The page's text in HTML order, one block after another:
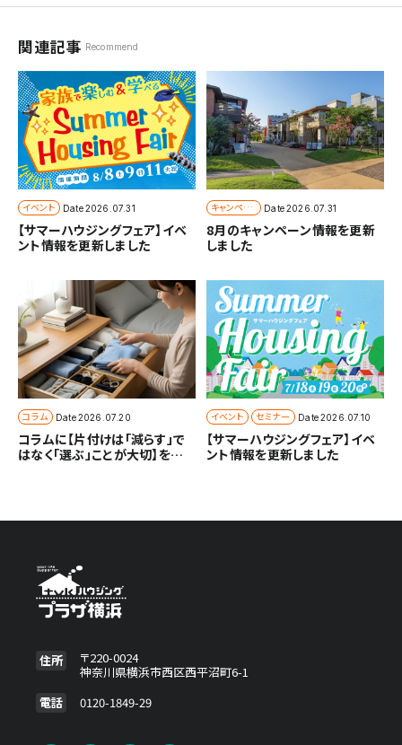
関連記事 Recommend
イベント Date2026.07.31
【サマーハウジングフェア】イベ
ント情報を更新しました
キャンペー
ン
Date2026.07.31
8月のキャンペーン情報を更新
しました
コラム Date2026.07.20
コラムに【片付けは「減らす」で
はなく「選ぶ」ことが大切】を追
イベント セミナー Date2026.07.10
【サマーハウジングフェア】イベ
ント情報を更新しました
住所
〒220-0024
神奈川県横浜市西区西平沼町6-1
電話
0120-1849-29